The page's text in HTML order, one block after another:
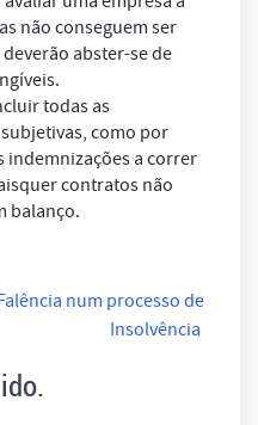
não conseguem ser
abster-se de
todas as
como por
indemnizações a correr
contratos não
balanço.
num processo de
Insolvência